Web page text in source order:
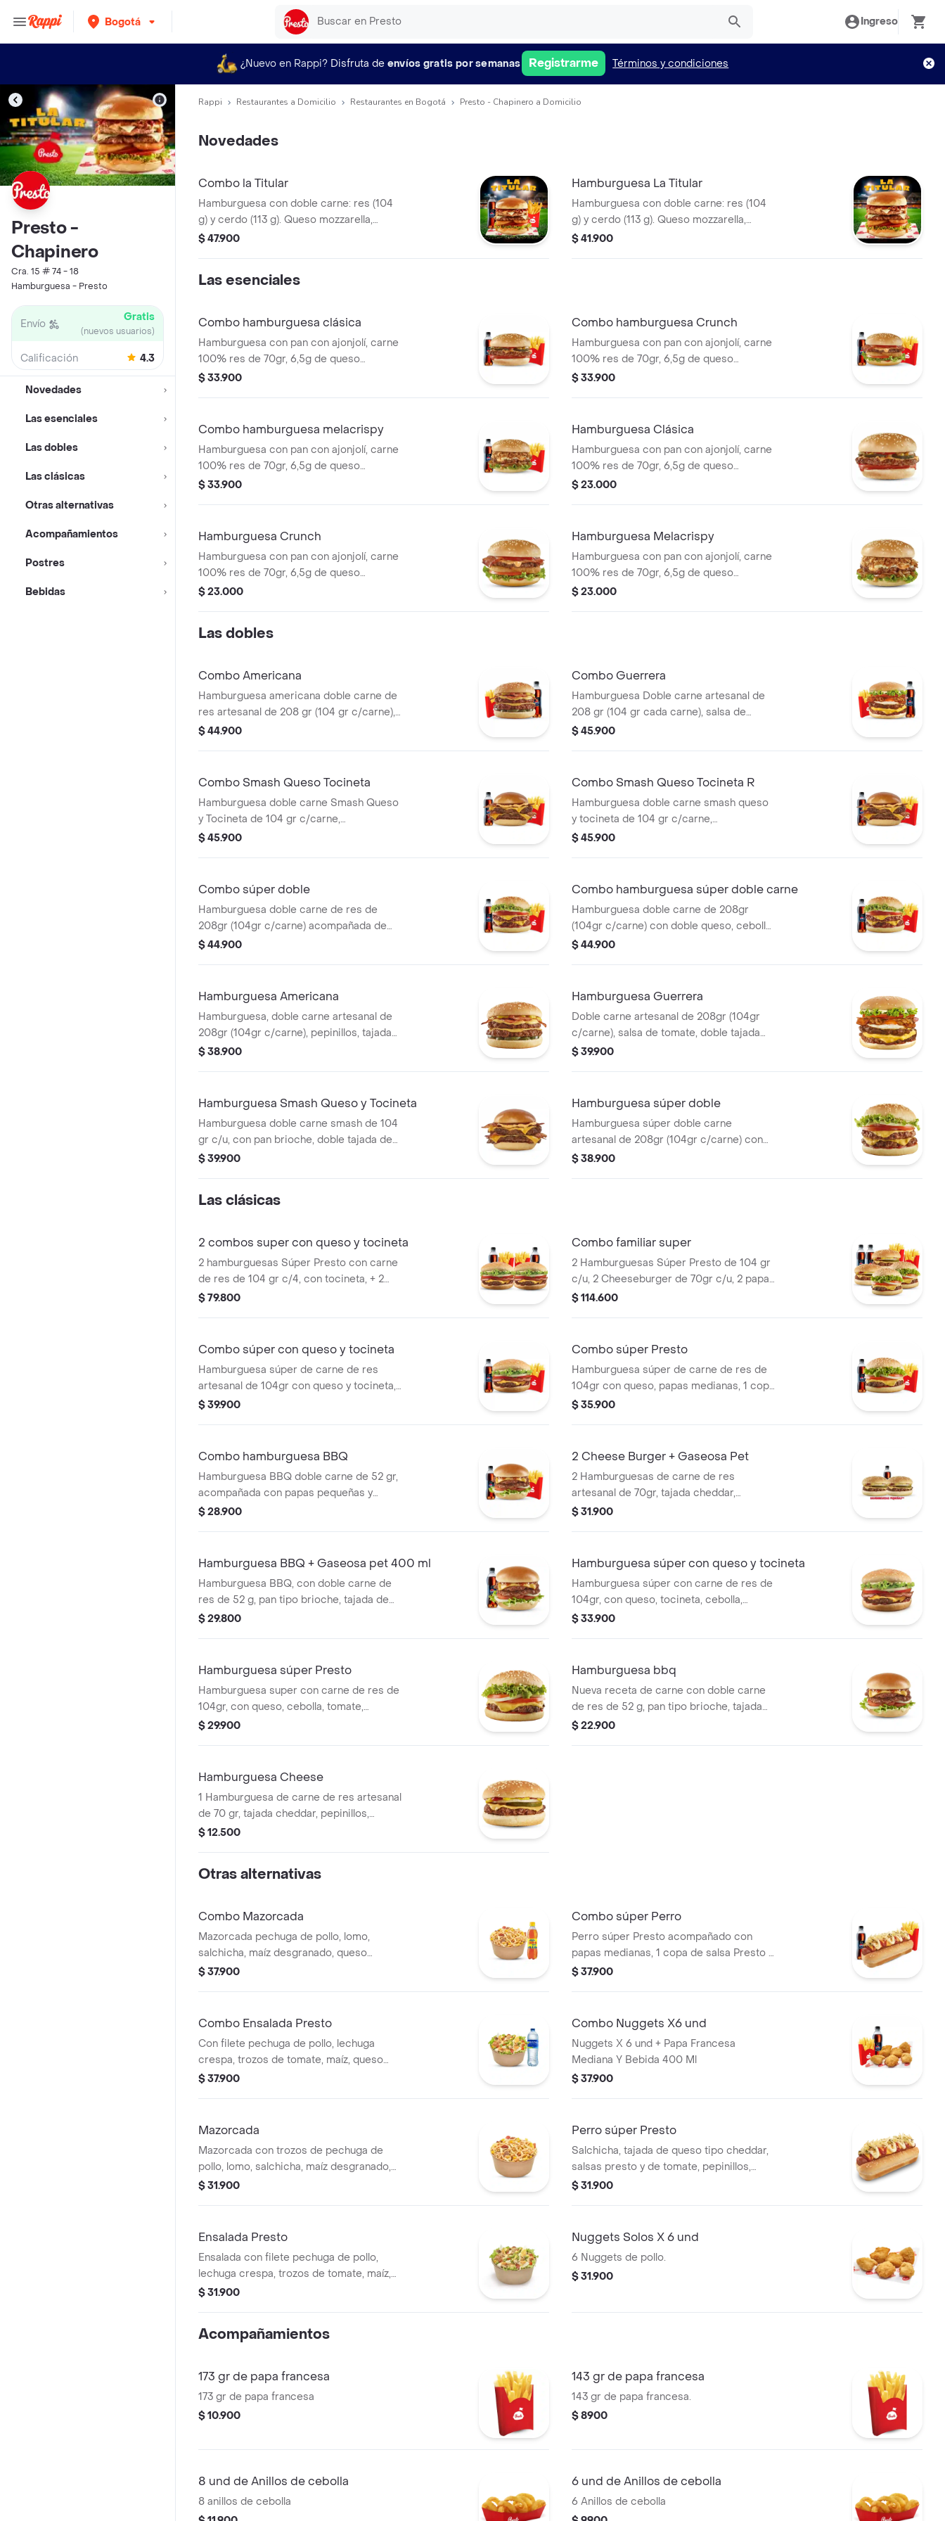
Bogotá Ingreso
¿Nuevo en Rappi? Disfruta de envíos gratis por semanas Registrarme Términos y condiciones
Presto -
Chapinero
Cra. 15 # 74 - 18
Hamburguesa - Presto
Envío Gratis
(nuevos usuarios)
Calificación 4.3
Novedades
Las esenciales
Las dobles
Las clásicas
Otras alternativas
Acompañamientos
Postres
Bebidas
Rappi Restaurantes a Domicilio Restaurantes en Bogotá Presto - Chapinero a Domicilio
Novedades
Combo la Titular
Hamburguesa con doble carne: res (104
g) y cerdo (113 g). Queso mozzarella,
tocineta, salsa Master de Bary: mayonesa
brioche.
$ 47.900
Hamburguesa La Titular
Hamburguesa con doble carne: res (104
g) y cerdo (113 g). Queso mozzarella,
tocineta, salsa Master de Bary: mayonesa
$ 41.900
Las esenciales
Combo hamburguesa clásica
Hamburguesa con pan con ajonjolí, carne
100% res de 70gr, 6,5g de queso
cheddar, salsa de tomate y mostaza, con
pequeñas, una copa de salsa Presto y
$ 33.900
Combo hamburguesa Crunch
Hamburguesa con pan con ajonjolí, carne
100% res de 70gr, 6,5g de queso
cheddar, crujientes anillos de cebolla,
pequeñas, una copa de salsa Presto y
bebida de 400ml.
$ 33.900
Combo hamburguesa melacrispy
Hamburguesa con pan con ajonjolí, carne
100% res de 70gr, 6,5g de queso
cheddar, con dos tipos de cebolla:
papas pequeñas, una copa de salsa
Presto y bebida de 400ml.
$ 33.900
Hamburguesa Clásica
Hamburguesa con pan con ajonjolí, carne
100% res de 70gr, 6,5g de queso
cheddar, salsa de tomate y mostaza, con
$ 23.000
Hamburguesa Crunch
Hamburguesa con pan con ajonjolí, carne
100% res de 70gr, 6,5g de queso
cheddar, crujientes anillos de cebolla,
$ 23.000
Hamburguesa Melacrispy
Hamburguesa con pan con ajonjolí, carne
100% res de 70gr, 6,5g de queso
cheddar, con dos tipos de cebolla:
$ 23.000
Las dobles
Combo Americana
Hamburguesa americana doble carne de
res artesanal de 208 gr (104 gr c/carne),
con papas medianas, 1 copa de salsa
$ 44.900
Combo Guerrera
Hamburguesa Doble carne artesanal de
208 gr (104 gr cada carne), salsa de
tomate, doble tajada cheddar, cebolla
bebida 400 ml
$ 45.900
Combo Smash Queso Tocineta
Hamburguesa doble carne Smash Queso
y Tocineta de 104 gr c/carne,
acompañada con papas medianas y
$ 45.900
Combo Smash Queso Tocineta R
Hamburguesa doble carne smash queso
y tocineta de 104 gr c/carne,
acompañada con papas medianas y
$ 45.900
Combo súper doble
Hamburguesa doble carne de res de
208gr (104gr c/carne) acompañada de
unas papas medianas, 1 copa de salsa
$ 44.900
Combo hamburguesa súper doble carne
Hamburguesa doble carne de 208gr
(104gr c/carne) con doble queso, cebolla,
tomate, lechuga, salsa presto y de
$ 44.900
Hamburguesa Americana
Hamburguesa, doble carne artesanal de
208gr (104gr c/carne), pepinillos, tajada
cheddar y aderezo cheddar, tocineta en
$ 38.900
Hamburguesa Guerrera
Doble carne artesanal de 208gr (104gr
c/carne), salsa de tomate, doble tajada
cheddar, cebolla grillé, tomate, huevo frito
$ 39.900
Hamburguesa Smash Queso y Tocineta
Hamburguesa doble carne smash de 104
gr c/u, con pan brioche, doble tajada de
queso cheddar, doble porción de
$ 39.900
Hamburguesa súper doble
Hamburguesa súper doble carne
artesanal de 208gr (104gr c/carne) con
doble queso, cebolla, tomate, lechuga,
$ 38.900
Las clásicas
2 combos super con queso y tocineta
2 hamburguesas Súper Presto con carne
de res de 104 gr c/4, con tocineta, + 2
papas pequeñas y 2 bebidas pet 400ml.
$ 79.800
Combo familiar super
2 Hamburguesas Súper Presto de 104 gr
c/u, 2 Cheeseburger de 70gr c/u, 2 papas
grandes y 2 gaseosas 400 ml
$ 114.600
Combo súper con queso y tocineta
Hamburguesa súper de carne de res
artesanal de 104gr con queso y tocineta,
papas pequeñas, 1 copa de salsa Presto y
$ 39.900
Combo súper Presto
Hamburguesa súper de carne de res de
104gr con queso, papas medianas, 1 copa
de salsa Presto y gaseosa 400 ml.
$ 35.900
Combo hamburguesa BBQ
Hamburguesa BBQ doble carne de 52 gr,
acompañada con papas pequeñas y
bebida pet de 400 ml.
$ 28.900
2 Cheese Burger + Gaseosa Pet
2 Hamburguesas de carne de res
artesanal de 70gr, tajada cheddar,
pepinillos, cebolla, salsa de tomate y salsa
$ 31.900
Hamburguesa BBQ + Gaseosa pet 400 ml
Hamburguesa BBQ, con doble carne de
res de 52 g, pan tipo brioche, tajada de
queso cheddar, tomate, cebolla y lechuga
$ 29.800
Hamburguesa súper con queso y tocineta
Hamburguesa súper con carne de res de
104gr, con queso, tocineta, cebolla,
tomate, lechuga, salsa presto y salsa de
$ 33.900
Hamburguesa súper Presto
Hamburguesa super con carne de res de
104gr, con queso, cebolla, tomate,
lechuga, salsa presto y salsa de tomate.
$ 29.900
Hamburguesa bbq
Nueva receta de carne con doble carne
de res de 52 g, pan tipo brioche, tajada
de queso cheddar, tomate, cebolla y
$ 22.900
Hamburguesa Cheese
1 Hamburguesa de carne de res artesanal
de 70 gr, tajada cheddar, pepinillos,
cebolla, salsa de tomate y salsa mostaza.
$ 12.500
Otras alternativas
Combo Mazorcada
Mazorcada pechuga de pollo, lomo,
salchicha, maíz desgranado, queso
mozzarella, papa francesa y fósforo,
$ 37.900
Combo súper Perro
Perro súper Presto acompañado con
papas medianas, 1 copa de salsa Presto y
bebida de 400 ml
$ 37.900
Combo Ensalada Presto
Con filete pechuga de pollo, lechuga
crespa, trozos de tomate, maíz, queso
mozzarella, champiñones salteados a la
$ 37.900
Combo Nuggets X6 und
Nuggets X 6 und + Papa Francesa
Mediana Y Bebida 400 Ml
$ 37.900
Mazorcada
Mazorcada con trozos de pechuga de
pollo, lomo, salchicha, maíz desgranado,
queso mozzarella, papa francesa y papa
$ 31.900
Perro súper Presto
Salchicha, tajada de queso tipo cheddar,
salsas presto y de tomate, pepinillos,
cebolla y papa perro
$ 31.900
Ensalada Presto
Ensalada con filete pechuga de pollo,
lechuga crespa, trozos de tomate, maíz,
queso mozzarella, champiñones
$ 31.900
Nuggets Solos X 6 und
6 Nuggets de pollo.
$ 31.900
Acompañamientos
173 gr de papa francesa
173 gr de papa francesa
$ 10.900
143 gr de papa francesa
143 gr de papa francesa.
$ 8900
8 und de Anillos de cebolla
8 anillos de cebolla
6 und de Anillos de cebolla
6 Anillos de cebolla